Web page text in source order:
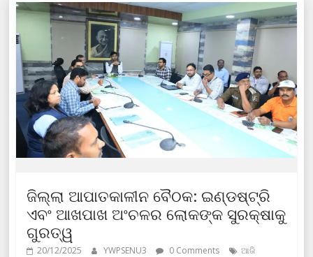
ଜିଲ୍ଲା ଆପାତକାଳୀନ ବୈଠକ: ଇଣ୍ଡଷ୍ଟ୍ରି
ଏବଂ ଆଖପାଖ ଅଂଚଳର ଲୋକଙ୍କ ସୁରକ୍ଷାକୁ
ଗୁରତ୍ୱ
20/12/2025 YWPSENU3 0 Comments
ଆଜି